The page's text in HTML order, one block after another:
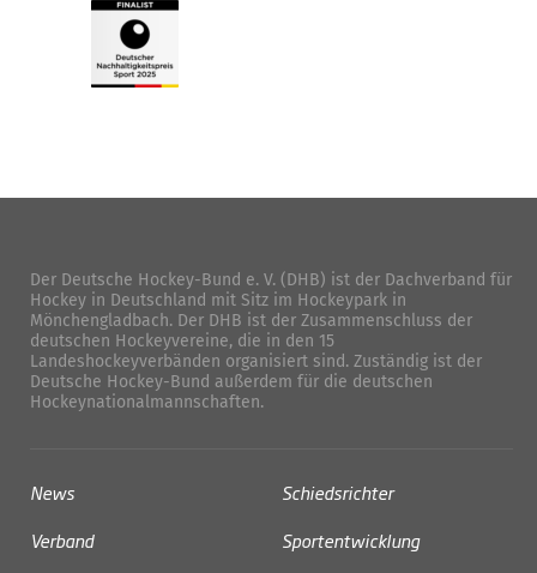
Der Deutsche Hockey-Bund e. V. (DHB) ist der Dachverband für
Hockey in Deutschland mit Sitz im Hockeypark in
Mönchengladbach. Der DHB ist der Zusammenschluss der
deutschen Hockeyvereine, die in den 15
Landeshockeyverbänden organisiert sind. Zuständig ist der
Deutsche Hockey-Bund außerdem für die deutschen
Hockeynationalmannschaften.
News
Verband
Schiedsrichter
Sportentwicklung